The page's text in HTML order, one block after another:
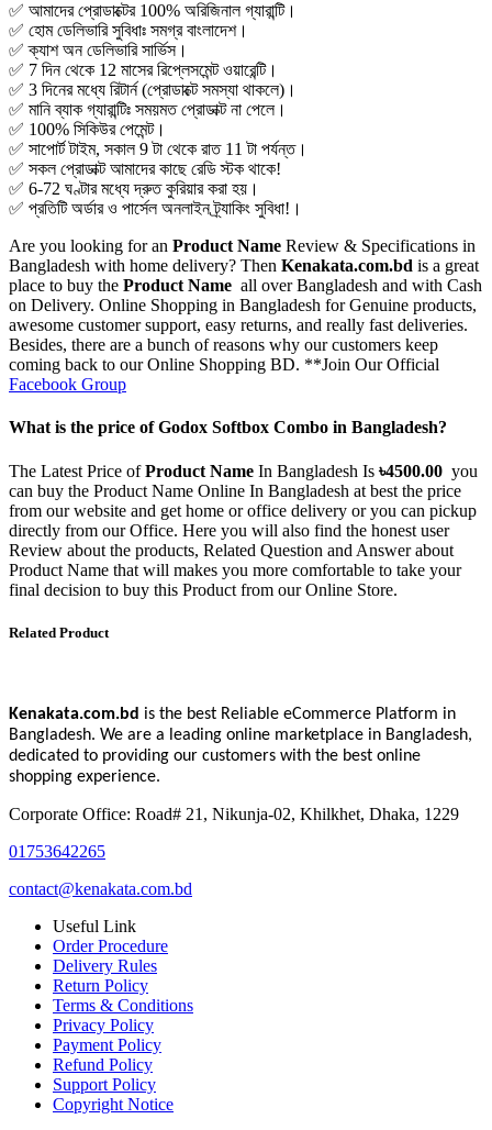
✅ আমাদের প্রোডাক্টের 100% অরিজিনাল গ্যারান্টি।
✅ হোম ডেলিভারি সুবিধাঃ সমগ্র বাংলাদেশ।
✅ ক্যাশ অন ডেলিভারি সার্ভিস।
✅ 7 দিন থেকে 12 মাসের রিপ্লেসমেন্ট ওয়ারেন্টি।
✅ 3 দিনের মধ্যে রিটার্ন (প্রোডাক্টে সমস্যা থাকলে)।
✅ মানি ব্যাক গ্যারান্টিঃ সময়মত প্রোডাক্ট না পেলে।
✅ 100% সিকিউর পেমেন্ট।
✅ সাপোর্ট টাইম, সকাল 9 টা থেকে রাত 11 টা পর্যন্ত।
✅ সকল প্রোডাক্ট আমাদের কাছে রেডি স্টক থাকে!
✅ 6-72 ঘণ্টার মধ্যে দ্রুত কুরিয়ার করা হয়।
✅ প্রতিটি অর্ডার ও পার্সেল অনলাইন ট্র্যাকিং সুবিধা!।
Are you looking for an Product Name Review & Specifications in
Bangladesh with home delivery? Then Kenakata.com.bd is a great
place to buy the Product Name all over Bangladesh and with Cash
on Delivery. Online Shopping in Bangladesh for Genuine products,
awesome customer support, easy returns, and really fast deliveries.
Besides, there are a bunch of reasons why our customers keep
coming back to our Online Shopping BD. **Join Our Official
Facebook Group
What is the price of Godox Softbox Combo in Bangladesh?
The Latest Price ofProduct Name In Bangladesh Is ৳4500.00 you
can buy the Product Name Online In Bangladesh at best the price
from our website and get home or office delivery or you can pickup
directly from our Office. Here you will also find the honest user
Review about the products, Related Question and Answer about
Product Name that will makes you more comfortable to take your
final decision to buy this Product from our Online Store.
Related Product
Kenakata.com.bd is the best Reliable eCommerce Platform in
Bangladesh. We are a leading online marketplace in Bangladesh,
dedicated to providing our customers with the best online
shopping experience.
Corporate Office: Road# 21, Nikunja-02, Khilkhet, Dhaka, 1229
01753642265
contact@kenakata.com.bd
Useful Link
Order Procedure
Delivery Rules
Return Policy
Terms & Conditions
Privacy Policy
Payment Policy
Refund Policy
Support Policy
Copyright Notice